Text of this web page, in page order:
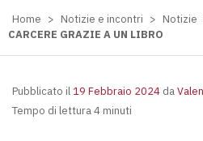
Home > Notizie e incontri > Notizie
CARCERE GRAZIE A UN LIBRO
Pubblicato il 19 Febbraio 2024 da
Tempo di lettura 4 minuti